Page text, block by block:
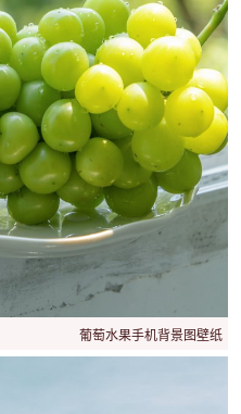
葡萄水果手机背景图壁纸